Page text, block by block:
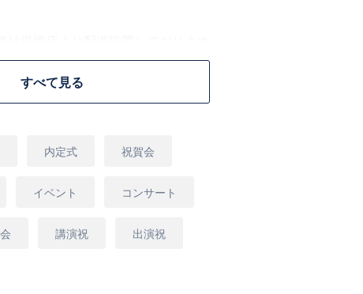
すべて見る
め、掲載商品の写真が実際の商品と全て
せん。予めご了承くださいませ。
内定式 祝賀会
イベント コンサート
講演祝 出演祝